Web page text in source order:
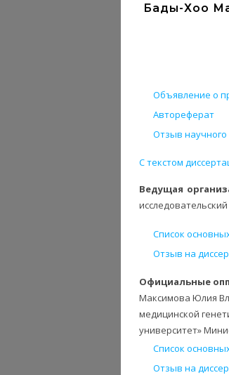
Бады-Хоо
Объявление о
Автореферат
Отзыв научного
С текстом
Ведущая
Список
Отзыв на
Официальные
Максимова Юлия
медицинской
университет»
Список
Отзыв на